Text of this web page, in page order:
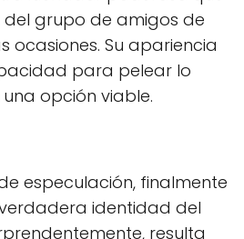
grupo de amigos de
ocasiones. Su apariencia
para pelear lo
opción viable.
especulación, finalmente
identidad del
resulta